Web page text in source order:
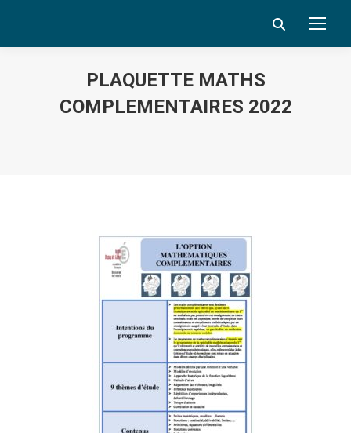
Search:
PLAQUETTE MATHS
COMPLEMENTAIRES 2022